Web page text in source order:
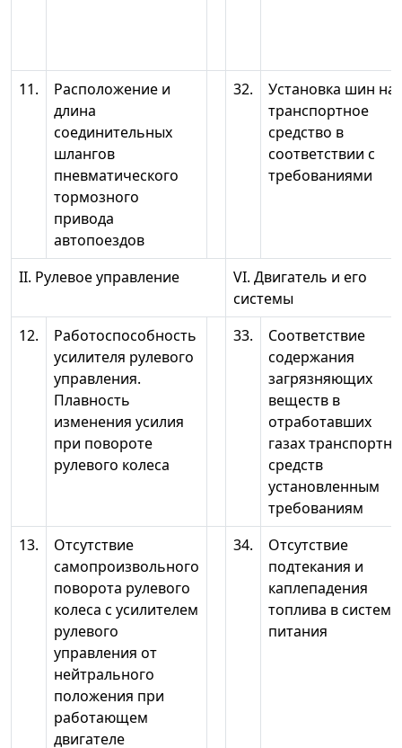
11.
Расположение и
длина
соединительных
шлангов
пневматического
тормозного
привода
автопоездов
32.
Установка шин на
транспортное
средство в
соответствии с
требованиями
II. Рулевое управление
VI. Двигатель и его
системы
12.
Работоспособность
усилителя рулевого
управления.
Плавность
изменения усилия
при повороте
рулевого колеса
33.
Соответствие
содержания
загрязняющих
веществ в
отработавших
газах
средств
установленным
требованиям
13.
Отсутствие
самопроизвольного
поворота рулевого
колеса с усилителем
рулевого
управления от
нейтрального
положения при
работающем
двигателе
34.
Отсутствие
подтекания и
каплепадения
топлива в системе
питания